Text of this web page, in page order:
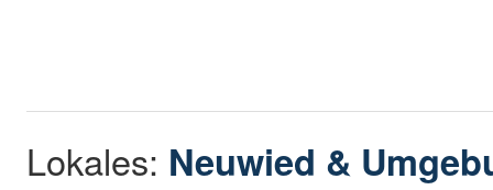
Lokales: Neuwied &